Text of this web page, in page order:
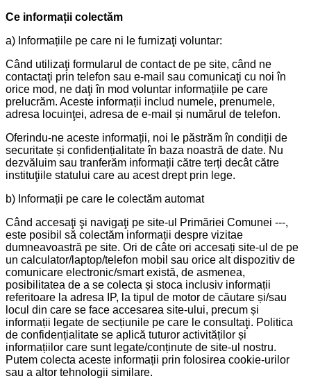
Ce informații colectăm
a) Informațiile pe care ni le furnizaţi voluntar:
Când utilizaţi formularul de contact de pe site, când ne
contactaţi prin telefon sau e-mail sau comunicaţi cu noi în
orice mod, ne daţi în mod voluntar informațiile pe care
prelucrăm. Aceste informații includ numele, prenumele,
adresa locuinţei, adresa de e-mail și numărul de telefon.
Oferindu-ne aceste informații, noi le păstrăm în condiții de
securitate și confidențialitate în baza noastră de date. Nu
dezvăluim sau tranferăm informații către terți decât către
instituţiile statului care au acest drept prin lege.
b) Informații pe care le colectăm automat
Când accesaţi şi navigaţi pe site-ul Primăriei Comunei ---,
este posibil să colectăm informații despre vizitae
dumneavoastră pe site. Ori de câte ori accesați site-ul de pe
un calculator/laptop/telefon mobil sau orice alt dispozitiv de
comunicare electronic/smart există, de asmenea,
posibilitatea de a se colecta și stoca inclusiv informații
referitoare la adresa IP, la tipul de motor de căutare și/sau
locul din care se face accesarea site-ului, precum și
informații legate de secțiunile pe care le consultaţi. Politica
de confidențialitate se aplică tuturor activităților și
informațiilor care sunt legate/conținute de site-ul nostru.
Putem colecta aceste informații prin folosirea cookie-urilor
sau a altor tehnologii similare.